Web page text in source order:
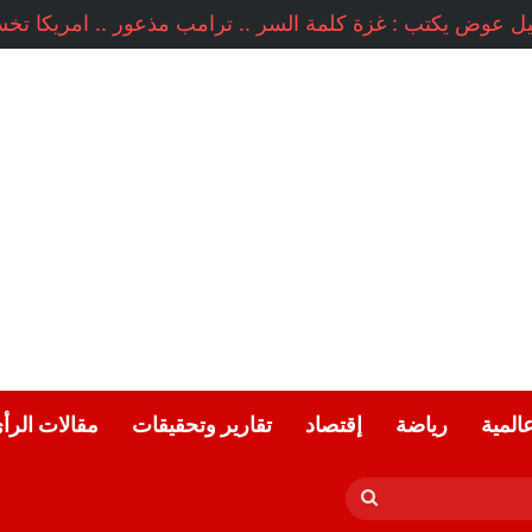
رياضة إقتصاد تقارير وتحقيقات مقالات
بحث